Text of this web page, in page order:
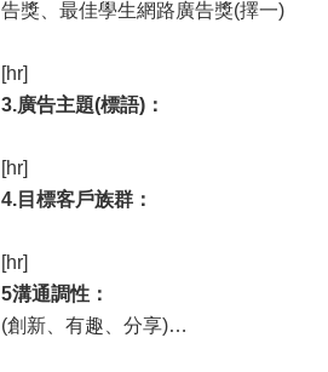
告獎、最佳學生網路廣告獎(擇一)
[hr]
3.廣告主題(標語)：
[hr]
4.目標客戶族群：
[hr]
5溝通調性：
(創新、有趣、分享)…